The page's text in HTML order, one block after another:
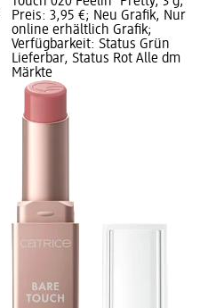
Preis: 3,95 €; Neu Grafik, Nur
online erhältlich Grafik;
Verfügbarkeit: Status Grün
Lieferbar, Status Rot Alle dm
Märkte